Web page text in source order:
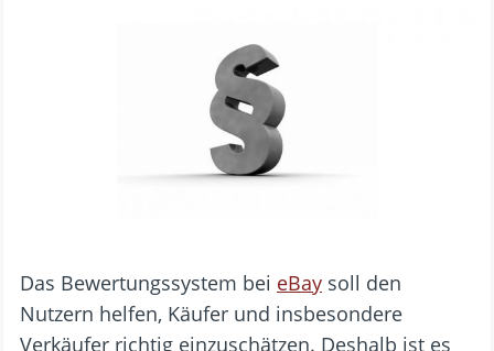
Das Bewertungssystem bei eBay soll den
Nutzern helfen, Käufer und insbesondere
Verkäufer richtig einzuschätzen. Deshalb ist es